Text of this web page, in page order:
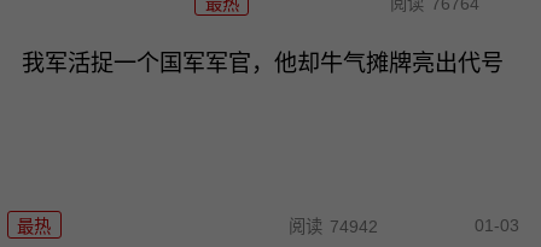
我军活捉一个国军军官，他却牛气摊牌亮出代号
最热 阅读 74942 01-03